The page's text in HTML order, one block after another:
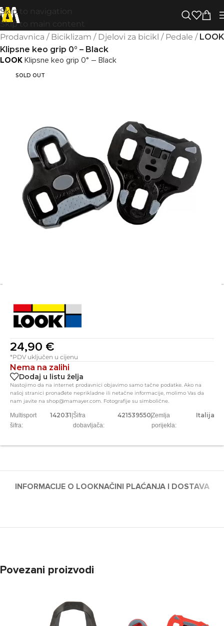
Skip to navigation
Skip to main content
Prodavnica / Biciklizam / Djelovi za bicikl / Pedale / LOOK
Klipsne keo grip 0° – Black
LOOK Klipsne keo grip 0° – Black
SOLD OUT
24,90 €
*PDV uključen u cijenu
Nema na zalihi
Dodaj u listu želja
Nastojimo da na internet prodavnici objavimo samo tačne podatke. Ako na
našoj stranici pronađete neprikladne ili netačne informacije, molimo Vas da
nam javite na shop@mamayer.com. Fotografije su simbolične.
Multisport
šifra:
142031 Šifra
dobavljača:
421539550|Zemlja
porijekla:
Italija
INFORMACIJE O LOOKNAČINI PLAĆANJA I DOSTAVA
Povezani proizvodi